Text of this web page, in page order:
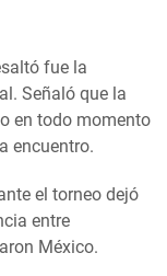
fue la
Señaló que la
en todo momento
encuentro.
el torneo dejó
entre
México.